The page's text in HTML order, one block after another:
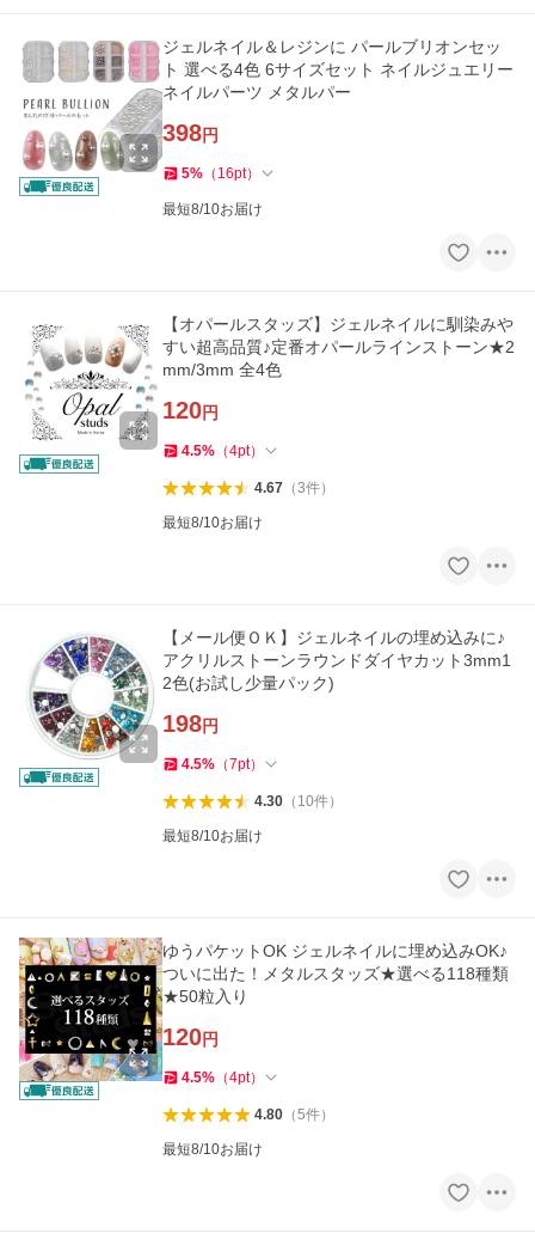
ジェルネイル＆レジンに パールブリオンセッ
ト 選べる4色 6サイズセット ネイルジュエリー
ネイルパーツ メタルパー
398円
5% （ 16pt）
最短8/10お届け
【オパールスタッズ】ジェルネイルに馴染みや
すい超高品質♪定番オパールラインストーン★2
mm/3mm 全4色
120円
4.5% （4pt）
4.67（3件）
最短8/10お届け
【メール便ＯＫ】ジェルネイルの埋め込みに♪
アクリルストーンラウンドダイヤカット3mm1
2色(お試し少量パック)
198円
4.5% （7pt）
4.30（ 10件）
最短8/10お届け
ゆうパケットOK ジェルネイルに埋め込みOK♪
ついに出た！メタルスタッズ★選べる118種類
★50粒入り
120円
4.5% （4pt）
4.80（5件）
最短8/10お届け